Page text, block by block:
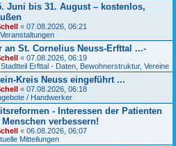
Juni bis 31. August – kostenlos,
« 07.08.2026, 06:21
an St. Cornelius Neuss-Erfttal ...-
« 07.08.2026, 06:19
Erfttal - Daten, Bewohnerstruktur, Vereine
Kreis Neuss eingeführt ...
« 07.08.2026, 06:18
/ Handwerker
- Interessen der Patienten
verbessern!
« 06.08.2026, 06:07
Mitteilungen